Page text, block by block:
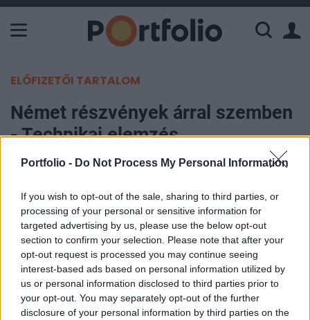
Portfolio - Do Not Process My Personal Information
If you wish to opt-out of the sale, sharing to third parties, or
processing of your personal or sensitive information for
targeted advertising by us, please use the below opt-out
section to confirm your selection. Please note that after your
opt-out request is processed you may continue seeing
interest-based ads based on personal information utilized by
us or personal information disclosed to third parties prior to
your opt-out. You may separately opt-out of the further
disclosure of your personal information by third parties on the
ELŐFIZETŐI TARTALOM
Német részvények árral szemben
- Technikai elemzés
Portfolio
A mai napon kicsit megpihennek az elmúl
hetekben folyamatosan emelkedő tőzsdeindexek.
Jó néhány vezető részvény azonban az enyhe
piaci korrekció közepette is jól tartja magát, és
pozitív tartományban kereskednek papírjaikkal. A
következőkben az Adiadas, Deutsche Börse. Linde